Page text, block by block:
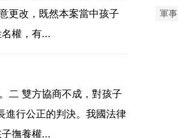
更改，既然本案當中孩子
權，有...
二 雙方協商不成，對孩子
進行公正的判決。我國法律
撫養權...
軍事